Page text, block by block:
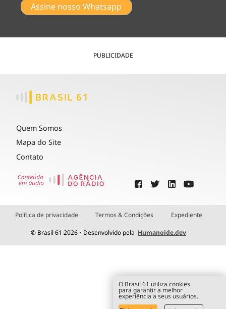
Assine nosso Whatsapp
PUBLICIDADE
Quem Somos
Mapa do Site
Contato
Política de privacidade Termos & Condições Expediente
© Brasil 61 2026 • Desenvolvido pela Humanoide.dev
O Brasil 61 utiliza cookies
para garantir a melhor
experiência a seus usuários.